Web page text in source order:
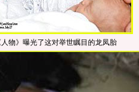
物》曝光了这对举世瞩目的龙凤胎